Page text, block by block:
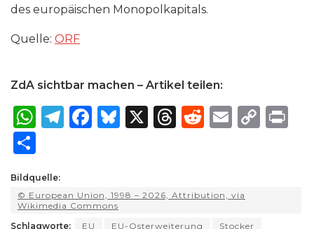
des europäischen Monopolkapitals.
Quelle: ORF
ZdA sichtbar machen – Artikel teilen:
W
ts
A
T
ra
F
b
B
k
X
T
d
R
t
E
C
ar
e
Bildquelle:
© European Union, 1998 – 2026, Attribution, via
Wikimedia Commons
Schlagworte:
EU EU-Osterweiterung Stocker